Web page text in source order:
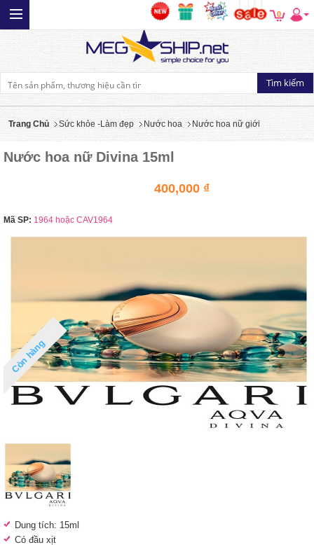
0
Trang Chủ Sức khỏe -Làm đẹp Nước hoa Nước hoa nữ giới
Nước hoa nữ Divina 15ml
400,000 ₫
Mã SP: 1964 hoặc CAV1964
Còn hàng
Dung tích: 15ml
Có đầu xịt